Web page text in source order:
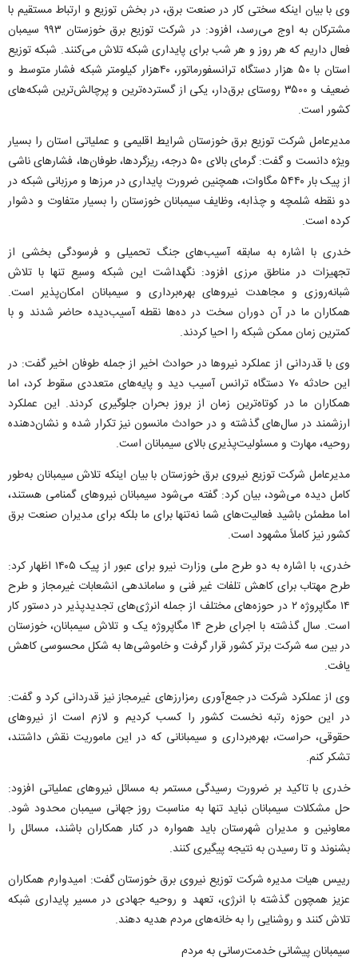
وی با بیان اینکه سختی کار در صنعت برق، در بخش توزیع و ارتباط مستقیم با
مشترکان به اوج می‌رسد، افزود: در شرکت توزیع برق خوزستان ۹۹۳ سیمبان
فعال داریم که هر روز و هر شب برای پایداری شبکه تلاش می‌کنند. شبکه توزیع
استان با ۵۰ هزار دستگاه ترانسفورماتور، ۴۰هزار کیلومتر شبکه فشار متوسط و
ضعیف و ۳۵۰۰ روستای برق‌دار، یکی از گسترده‌ترین و پرچالش‌ترین شبکه‌های
کشور است.
مدیرعامل شرکت توزیع برق خوزستان شرایط اقلیمی و عملیاتی استان را بسیار
ویژه دانست و گفت: گرمای بالای ۵۰ درجه، ریزگردها، طوفان‌ها، فشار‌های ناشی
از پیک بار ۵۴۴۰ مگاوات، همچنین ضرورت پایداری در مرز‌ها و مرزبانی شبکه در
دو نقطه شلمچه و چذابه، وظایف سیمبانان خوزستان را بسیار متفاوت و دشوار
کرده است.
خدری با اشاره به سابقه آسیب‌های جنگ تحمیلی و فرسودگی بخشی از
تجهیزات در مناطق مرزی افزود: نگهداشت این شبکه وسیع تنها با تلاش
شبانه‌روزی و مجاهدت نیرو‌های بهره‌برداری و سیمبانان امکان‌پذیر است.
همکاران ما در آن دوران سخت در ده‌ها نقطه آسیب‌دیده حاضر شدند و با
کمترین زمان ممکن شبکه را احیا کردند.
وی با قدردانی از عملکرد نیرو‌ها در حوادث اخیر از جمله طوفان اخیر گفت: در
این حادثه ۷۰ دستگاه ترانس آسیب دید و پایه‌های متعددی سقوط کرد، اما
همکاران ما در کوتاه‌ترین زمان از بروز بحران جلوگیری کردند. این عملکرد
ارزشمند در سال‌های گذشته و در حوادث مانسون نیز تکرار شده و نشان‌دهنده
روحیه، مهارت و مسئولیت‌پذیری بالای سیمبانان است.
مدیرعامل شرکت توزیع نیروی برق خوزستان با بیان اینکه تلاش سیمبانان به‌طور
کامل دیده می‌شود، بیان کرد: گفته می‌شود سیمبانان نیرو‌های گمنامی هستند،
اما مطمئن باشید فعالیت‌های شما نه‌تنها برای ما بلکه برای مدیران صنعت برق
کشور نیز کاملاً مشهود است.
خدری، با اشاره به دو طرح ملی وزارت نیرو برای عبور از پیک ۱۴۰۵ اظهار کرد:
طرح مهتاب برای کاهش تلفات غیر فنی و ساماندهی انشعابات غیرمجاز و طرح
۱۴ مگاپروژه ۲ در حوزه‌های مختلف از جمله انرژی‌های تجدیدپذیر در دستور کار
است. سال گذشته با اجرای طرح ۱۴ مگاپروژه یک و تلاش سیمبانان، خوزستان
در بین سه شرکت برتر کشور قرار گرفت و خاموشی‌ها به شکل محسوسی کاهش
یافت.
وی از عملکرد شرکت در جمع‌آوری رمزارز‌های غیرمجاز نیز قدردانی کرد و گفت:
در این حوزه رتبه نخست کشور را کسب کردیم و لازم است از نیرو‌های
حقوقی، حراست، بهره‌برداری و سیمبانانی که در این ماموریت نقش داشتند،
تشکر کنم.
خدری با تاکید بر ضرورت رسیدگی مستمر به مسائل نیرو‌های عملیاتی افزود:
حل مشکلات سیمبانان نباید تنها به مناسبت روز جهانی سیمبان محدود شود.
معاونین و مدیران شهرستان باید همواره در کنار همکاران باشند، مسائل را
بشنوند و تا رسیدن به نتیجه پیگیری کنند.
رییس هیات مدیره شرکت توزیع نیروی برق خوزستان گفت: امیدوارم همکاران
عزیز همچون گذشته با انرژی، تعهد و روحیه جهادی در مسیر پایداری شبکه
تلاش کنند و روشنایی را به خانه‌های مردم هدیه دهند.
سیمبانان پیشانی خدمت‌رسانی به مردم